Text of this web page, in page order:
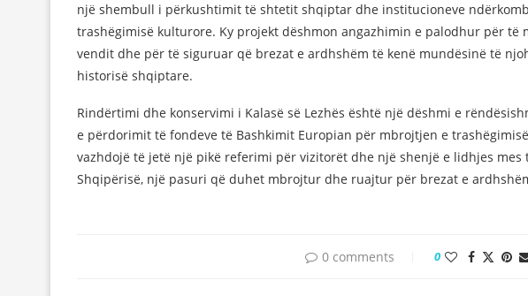
një shembull i përkushtimit të shtetit shqiptar dhe institucioneve
trashëgimisë kulturore. Ky projekt dëshmon angazhimin e palodhur për të
vendit dhe për të siguruar që brezat e ardhshëm të kenë mundësinë të
historisë shqiptare.
Rindërtimi dhe konservimi i Kalasë së Lezhës është një dëshmi e
e përdorimit të fondeve të Bashkimit Europian për mbrojtjen e
vazhdojë të jetë një pikë referimi për vizitorët dhe një shenjë e lidhjes mes
Shqipërisë, një pasuri që duhet mbrojtur dhe ruajtur për brezat e
0 comments 0